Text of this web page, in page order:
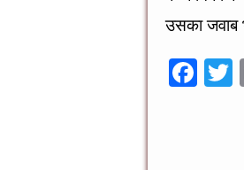
उसका जवाब
F